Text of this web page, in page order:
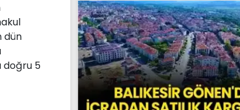
dün
doğru 5